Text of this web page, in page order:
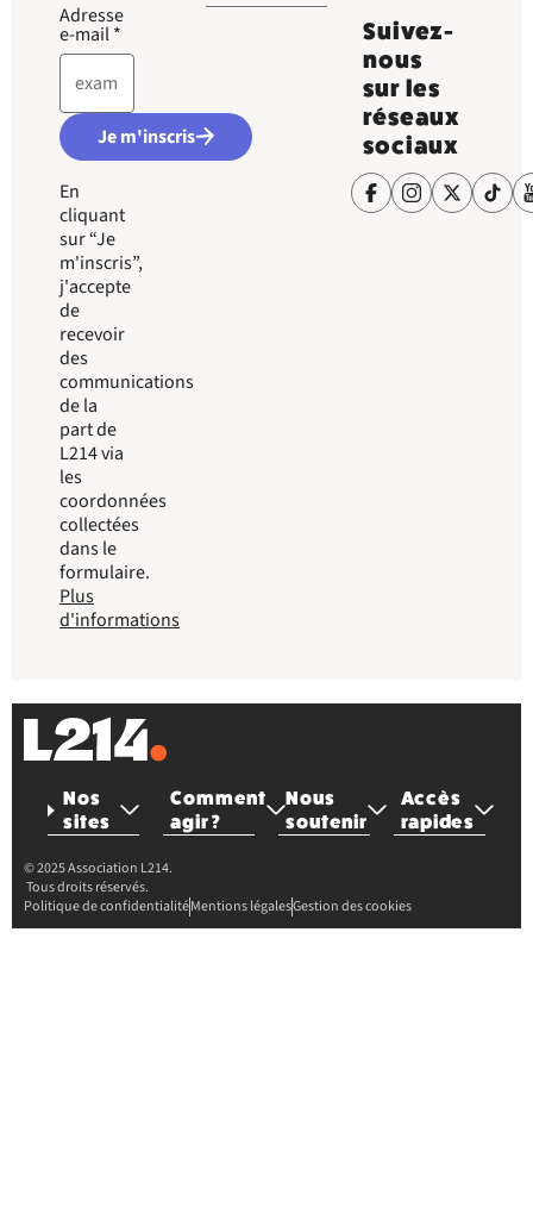
Adresse
e-mail*
Je m'inscris
En
cliquant
sur “Je
m'inscris”,
j'accepte
de
recevoir
des
communications
de la
part de
L214 via
les
coordonnées
collectées
dans le
formulaire.
Plus
d'informations
Suivez-
nous
sur les
réseaux
sociaux
Nos
sites
Comment
agir ?
Nous
soutenir
Accès
rapides
© 2025 Association L214.
Tous droits réservés.
Politique de confidentialitéMentions légalesGestion des cookies